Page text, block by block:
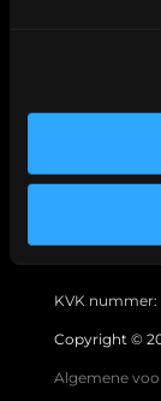
2712LB
WhatsApp:
KVK nummer:
Copyright ©
Algemene